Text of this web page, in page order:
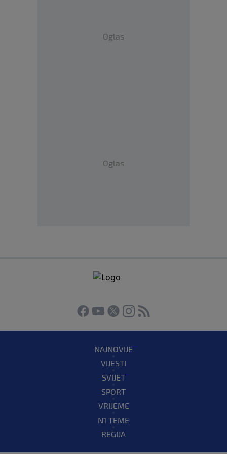
Oglas
Oglas
NAJNOVIJE
VIJESTI
SVIJET
SPORT
VRIJEME
N1 TEME
REGIJA